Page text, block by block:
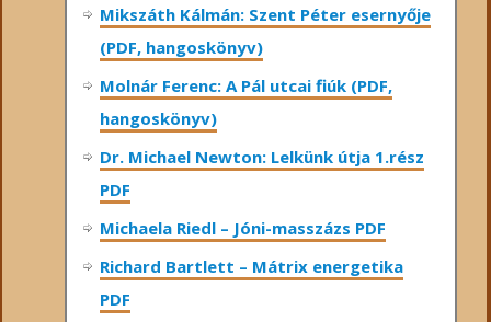
Mikszáth Kálmán: Szent Péter esernyője
(PDF, hangoskönyv)
Molnár Ferenc: A Pál utcai fiúk (PDF,
hangoskönyv)
Dr. Michael Newton: Lelkünk útja 1.rész
PDF
Michaela Riedl – Jóni-masszázs PDF
Richard Bartlett – Mátrix energetika
PDF